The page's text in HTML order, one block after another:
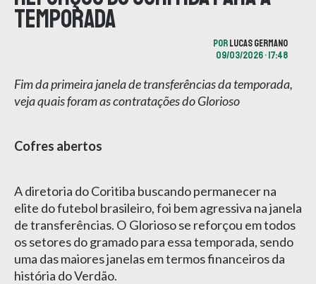
temporada
PORLUCAS GERMANO
09/03/2026 • 17:48
Fim da primeira janela de transferências da temporada,
veja quais foram as contratações do Glorioso
Cofres abertos
A diretoria do Coritiba buscando permanecer na
elite do futebol brasileiro, foi bem agressiva na janela
de transferências. O Glorioso se reforçou em todos
os setores do gramado para essa temporada, sendo
uma das maiores janelas em termos financeiros da
história do Verdão.